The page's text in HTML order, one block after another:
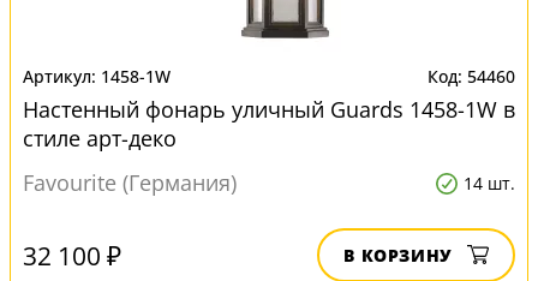
1458-1W 54460
Настенный фонарь уличный Guards 1458-1W в
стиле арт-деко
Favourite (Германия)
14 шт.
32 100 ₽ В КОРЗИНУ